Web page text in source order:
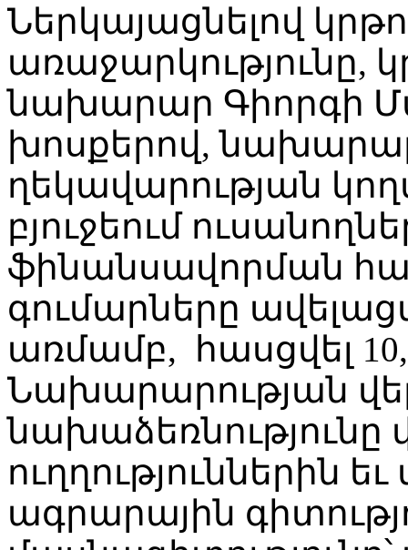
Ներկայացնելով
առաջարկությունը,
նախարար Գիորգի
խոսքերով,
ղեկավարության
բյուջեում
ֆինանսավորման
գումարները
առմամբ, հասցվել
Նախարարության
նախաձեռնությունը
ուղղություններին
ագրարային